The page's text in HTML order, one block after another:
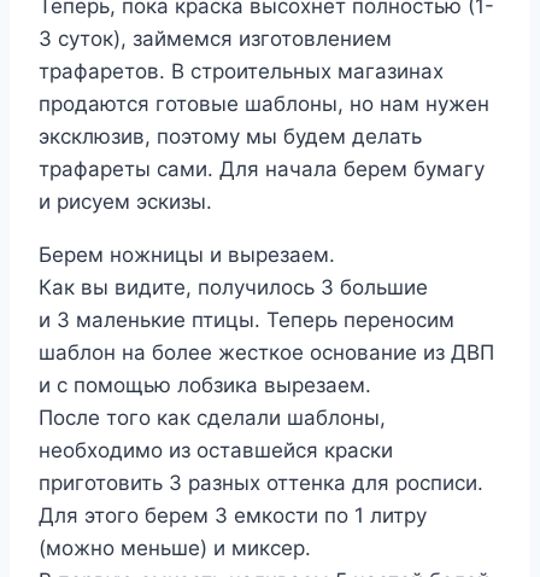
Теперь, пока краска высохнет полностью (1-
3 суток), займемся изготовлением
трафаретов. В строительных магазинах
продаются готовые шаблоны, но нам нужен
эксклюзив, поэтому мы будем делать
трафареты сами. Для начала берем бумагу
и рисуем эскизы.
Берем ножницы и вырезаем.
Как вы видите, получилось 3 большие
и 3 маленькие птицы. Теперь переносим
шаблон на более жесткое основание из ДВП
и с помощью лобзика вырезаем.
После того как сделали шаблоны,
необходимо из оставшейся краски
приготовить 3 разных оттенка для росписи.
Для этого берем 3 емкости по 1 литру
(можно меньше) и миксер.